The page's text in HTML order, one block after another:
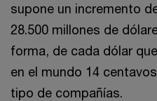
supone un incremento
28.500 millones de
forma, de cada dólar
en el mundo 14
tipo de compañías.